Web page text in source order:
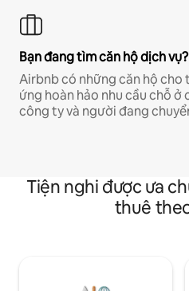
Bạn đang tìm căn hộ dịch vụ?
Airbnb có những căn hộ cho
ứng hoàn hảo nhu cầu chỗ ở
công ty và người đang
Tiện nghi được ưa
thuê